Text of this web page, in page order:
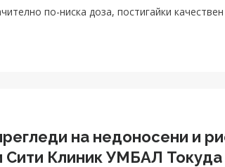
по-ниска доза, постигайки
и „чист“ образ.
на недоносени и
Клиник УМБАЛ Токуда